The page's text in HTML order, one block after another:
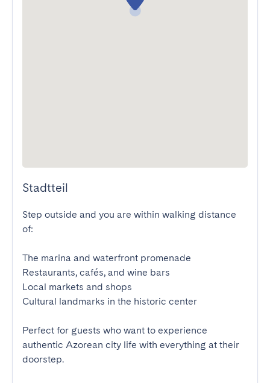
Stadtteil
Step outside and you are within walking distance
of:
The marina and waterfront promenade
Restaurants, cafés, and wine bars
Local markets and shops
Cultural landmarks in the historic center
Perfect for guests who want to experience
authentic Azorean city life with everything at their
doorstep.